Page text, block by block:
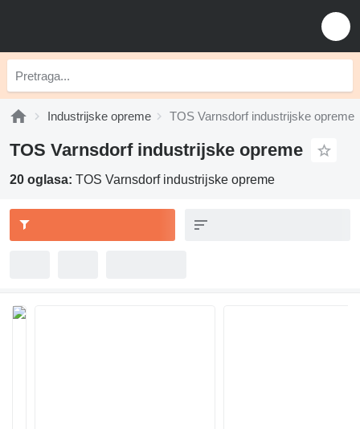
Industrijske opreme TOS Varnsdorf industrijske opreme
TOS Varnsdorf industrijske opreme
20 oglasa: TOS Varnsdorf industrijske opreme